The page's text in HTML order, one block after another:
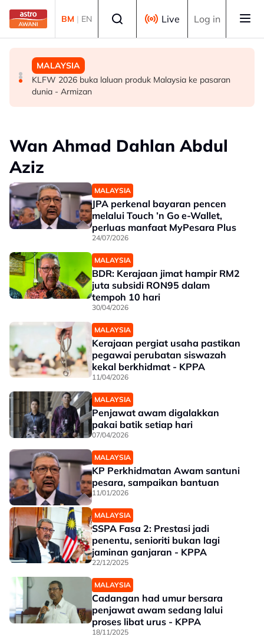
Skip to main content
BM | EN Live Log in
SUKAN
Era berakhir: John Cena beri penghormatan kepada AJ
Styles, Brock Lesnar
DUNIA
Gelombang haba: Rakyat Britain tidur di dapur, ambil
cuti
MALAYSIA
KLFW 2026 buka laluan produk Malaysia ke pasaran
dunia - Armizan
Wan Ahmad Dahlan Abdul
Aziz
MALAYSIA
JPA perkenal bayaran pencen
melalui Touch ’n Go e-Wallet,
perluas manfaat MyPesara Plus
24/07/2026
MALAYSIA
BDR: Kerajaan jimat hampir RM2
juta subsidi RON95 dalam
tempoh 10 hari
30/04/2026
MALAYSIA
Kerajaan pergiat usaha pastikan
pegawai perubatan siswazah
kekal berkhidmat - KPPA
11/04/2026
MALAYSIA
Penjawat awam digalakkan
pakai batik setiap hari
07/04/2026
MALAYSIA
KP Perkhidmatan Awam santuni
pesara, sampaikan bantuan
11/01/2026
MALAYSIA
SSPA Fasa 2: Prestasi jadi
penentu, senioriti bukan lagi
jaminan ganjaran - KPPA
22/12/2025
MALAYSIA
Cadangan had umur bersara
penjawat awam sedang lalui
proses libat urus - KPPA
18/11/2025